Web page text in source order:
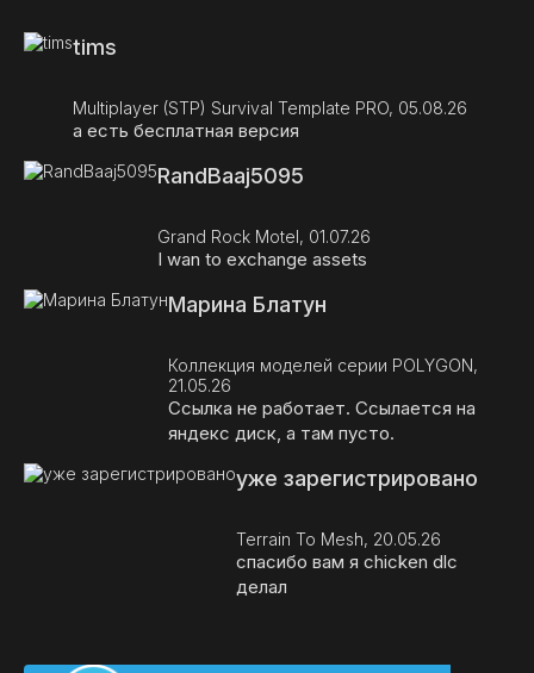
tims
Multiplayer (STP) Survival Template PRO, 05.08.26
а есть бесплатная версия
RandBaaj5095
Grand Rock Motel, 01.07.26
I wan to exchange assets
Марина Блатун
Коллекция моделей серии POLYGON,
21.05.26
Ссылка не работает. Ссылается на
яндекс диск, а там пусто.
уже зарегистрировано
Terrain To Mesh, 20.05.26
спасибо вам я chicken dlc
делал